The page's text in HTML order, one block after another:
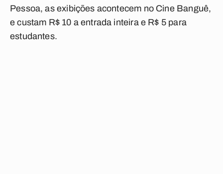
Pessoa, as exibições acontecem no Cine Banguê,
e custam R$ 10 a entrada inteira e R$ 5 para
estudantes.